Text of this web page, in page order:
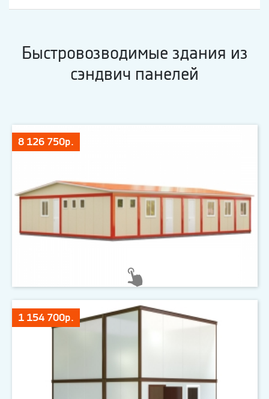
Быстровозводимые здания из
сэндвич панелей
8 126 750р.
1 154 700р.